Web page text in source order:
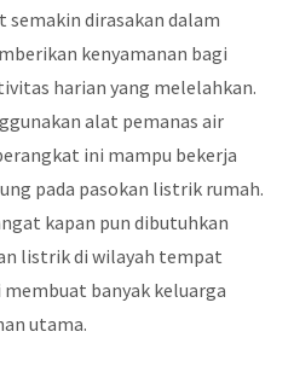
semakin dirasakan dalam
kenyamanan bagi
harian yang melelahkan.
alat pemanas air
ini mampu bekerja
pada pasokan listrik rumah.
kapan pun dibutuhkan
listrik di wilayah tempat
banyak keluarga
utama.